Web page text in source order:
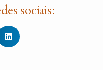
sociais: